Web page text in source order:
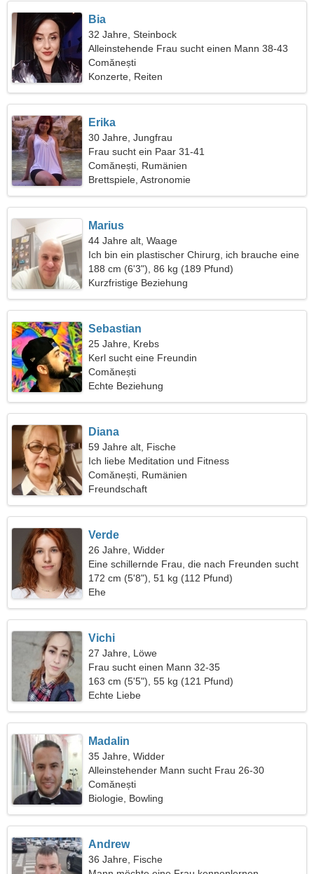
Bia
32 Jahre, Steinbock
Alleinstehende Frau sucht einen Mann 38-43
Comănești
Konzerte, Reiten
Erika
30 Jahre, Jungfrau
Frau sucht ein Paar 31-41
Comănești, Rumänien
Brettspiele, Astronomie
Marius
44 Jahre alt, Waage
Ich bin ein plastischer Chirurg, ich brauche eine
erfahrene Frau
188 cm (6'3"), 86 kg (189 Pfund)
Kurzfristige Beziehung
Sebastian
25 Jahre, Krebs
Kerl sucht eine Freundin
Comănești
Echte Beziehung
Diana
59 Jahre alt, Fische
Ich liebe Meditation und Fitness
Comănești, Rumänien
Freundschaft
Verde
26 Jahre, Widder
Eine schillernde Frau, die nach Freunden sucht
172 cm (5'8"), 51 kg (112 Pfund)
Ehe
Vichi
27 Jahre, Löwe
Frau sucht einen Mann 32-35
163 cm (5'5"), 55 kg (121 Pfund)
Echte Liebe
Madalin
35 Jahre, Widder
Alleinstehender Mann sucht Frau 26-30
Comănești
Biologie, Bowling
Andrew
36 Jahre, Fische